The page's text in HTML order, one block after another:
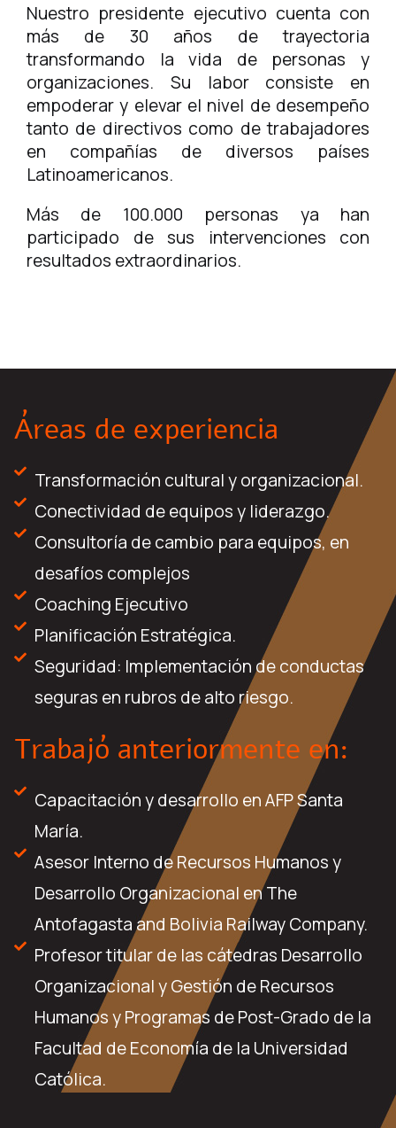
Nuestro presidente ejecutivo cuenta con
más de 30 años de trayectoria
transformando la vida de personas y
organizaciones. Su labor consiste en
empoderar y elevar el nivel de desempeño
tanto de directivos como de trabajadores
en compañías de diversos países
Latinoamericanos.
Más de 100.000 personas ya han
participado de sus intervenciones con
resultados extraordinarios.
Áreas de experiencia
Transformación cultural y organizacional.
Conectividad de equipos y liderazgo.
Consultoría de cambio para equipos, en
desafíos complejos
Coaching Ejecutivo
Planificación Estratégica.
Seguridad: Implementación de conductas
seguras en rubros de alto riesgo.
Trabajó anteriormente en:
Capacitación y desarrollo en AFP Santa
María.
Asesor Interno de Recursos Humanos y
Desarrollo Organizacional en The
Antofagasta and Bolivia Railway Company.
Profesor titular de las cátedras Desarrollo
Organizacional y Gestión de Recursos
Humanos y Programas de Post-Grado de la
Facultad de Economía de la Universidad
Católica.